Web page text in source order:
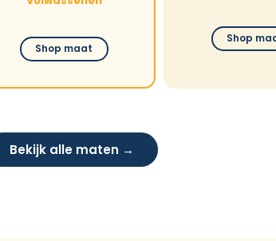
Shop maat
Shop
Bekijk alle maten →